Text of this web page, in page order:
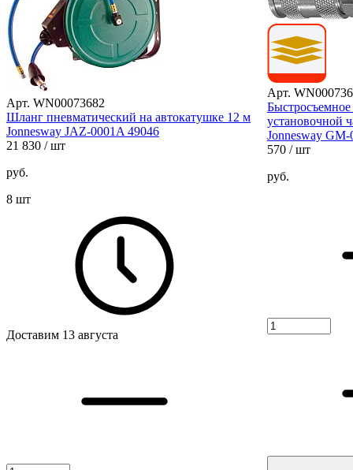
Арт. WN00073682
Шланг пневматический на автокатушке 12 м
Jonnesway JAZ-0001A 49046
21 830 / шт
руб.
8 шт
Доставим 13 августа
Арт.
установочной
Jonnesway
570 / шт
руб.